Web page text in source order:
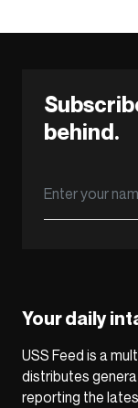
behind.
Your daily
USS Feed is a
distributes
reporting the